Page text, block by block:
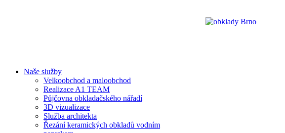
Naše služby
Velkoobchod a maloobchod
Realizace A1 TEAM
Půjčovna obkladačského nářadí
3D vizualizace
Služba architekta
Řezání keramických obkladů vodním